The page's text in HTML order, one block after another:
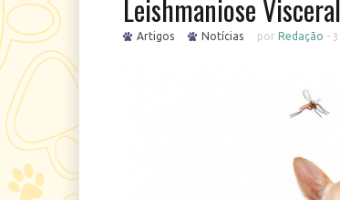
Leishmaniose
Artigos Notícias por Redação -